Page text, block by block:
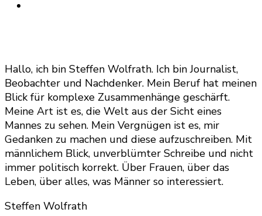
Hallo, ich bin Steffen Wolfrath. Ich bin Journalist,
Beobachter und Nachdenker. Mein Beruf hat meinen
Blick für komplexe Zusammenhänge geschärft.
Meine Art ist es, die Welt aus der Sicht eines
Mannes zu sehen. Mein Vergnügen ist es, mir
Gedanken zu machen und diese aufzuschreiben. Mit
männlichem Blick, unverblümter Schreibe und nicht
immer politisch korrekt. Über Frauen, über das
Leben, über alles, was Männer so interessiert.
Steffen Wolfrath